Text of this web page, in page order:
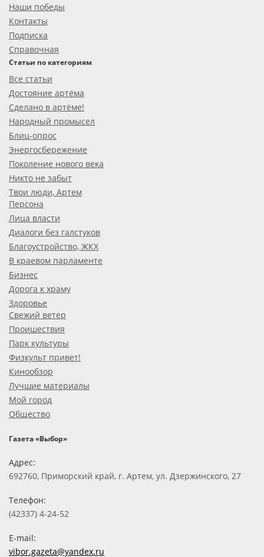
Наши победы
Контакты
Подписка
Справочная
Статьи по категориям
Все статьи
Достояние артёма
Сделано в артёме!
Народный промысел
Блиц-опрос
Энергосбережение
Поколение нового века
Никто не забыт
Твои люди, Артем
Персона
Лица власти
Диалоги без галстуков
Благоустройство, ЖКХ
В краевом парламенте
Бизнес
Дорога к храму
Здоровье
Свежий ветер
Проишествия
Парк культуры
Физкульт привет!
Кинообзор
Лучшие материалы
Мой город
Общество
Газета «Выбор»
Адрес:
692760, Приморский край, г. Артем, ул. Дзержинского, 27
Телефон:
(42337) 4-24-52
E-mail:
vibor.gazeta@yandex.ru